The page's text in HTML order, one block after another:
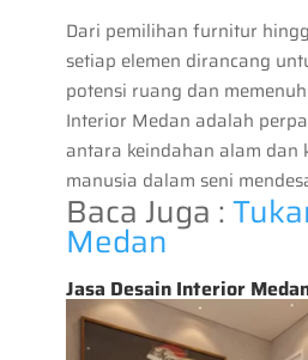
Dari pemilihan furnitur
setiap elemen dirancang
potensi ruang dan
Interior Medan adalah
antara keindahan alam dan
manusia dalam seni
Baca Juga :
Medan
Jasa Desain Interior